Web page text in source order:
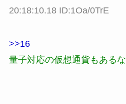
20:18:10.18 ID:1Oa/0TrE
>>16
量子対応の仮想通貨もあるな